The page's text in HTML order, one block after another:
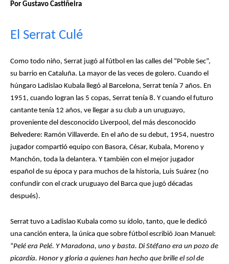
Por Gustavo Castiñeira
El Serrat Culé
Como todo niño, Serrat jugó al fútbol en las calles del “Poble Sec”,
su barrio en Cataluña. La mayor de las veces de golero. Cuando el
húngaro Ladislao Kubala llegó al Barcelona, Serrat tenía 7 años. En
1951, cuando logran las 5 copas, Serrat tenía 8. Y cuando el futuro
cantante tenía 12 años, ve llegar a su club a un uruguayo,
proveniente del desconocido Liverpool, del más desconocido
Belvedere: Ramón Villaverde. En el año de su debut, 1954, nuestro
jugador compartió equipo con Basora, César, Kubala, Moreno y
Manchón, toda la delantera. Y también con el mejor jugador
español de su época y para muchos de la historia, Luis Suárez (no
confundir con el crack uruguayo del Barca que jugó décadas
después).
Serrat tuvo a Ladislao Kubala como su ídolo, tanto, que le dedicó
una canción entera, la única que sobre fútbol escribió Joan Manuel:
“Pelé era Pelé. Y Maradona, uno y basta. Di Stéfano era un pozo de
picardía. Honor y gloria a quienes han hecho que brille el sol de